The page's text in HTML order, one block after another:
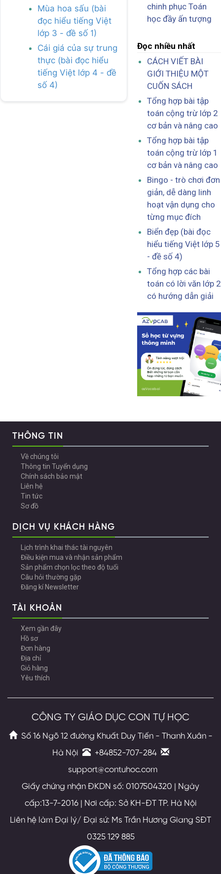
Mùa hoa sấu (bài
đọc hiểu tiếng Việt
lớp 3 - đề số 1)
Cái giá của sự trung
thực (bài đọc hiểu
tiếng Việt lớp 4 - đề
số 4)
chinh phục Toán
học đầy ấn tượng
Đọc nhiều nhất
CÁCH VIẾT BÀI
GIỚI THIỆU MỘT
CUỐN SÁCH
Tổng hợp bài tập
toán cộng trừ lớp 2
cơ bản và nâng cao
Tổng hợp bài tập
toán cộng trừ lớp 1
cơ bản và nâng cao
Bingo - trò chơi đơn
giản, dễ dàng linh
hoạt vận dụng cho
từng mục đích
Biển đẹp (bài đọc
hiểu tiếng Việt lớp 5
- đề số 4)
Tổng hợp các bài
toán có lời văn lớp 2
có hướng dẫn giải
THÔNG TIN
Về chúng tôi
Thông tin Tuyển dụng
Chính sách bảo mật
Liên hệ
Tin tức
Sơ đồ
DỊCH VỤ KHÁCH HÀNG
Lịch trình khai thác tài nguyên
Điều kiện mua và nhận sản phẩm
Sản phẩm chọn lọc theo độ tuổi
Câu hỏi thường gặp
Đăng kí Newsletter
TÀI KHOẢN
Xem gần đây
Hồ sơ
Đơn hàng
Địa chỉ
Giỏ hàng
Yêu thích
CÔNG TY GIÁO DỤC CON TỰ HỌC
Số 16 Ngõ 12 đường Khuất Duy Tiến - Thanh Xuân -
Hà Nội
+84852-707-284
support@contuhoc.com
Giấy chứng nhận ĐKDN số: 0107504320 | Ngày
cấp:13-7-2016 | Nơi cấp: Sở KH-ĐT TP. Hà Nội
Liên hệ làm Đại lý/ Đại sứ: Ms Trần Hương Giang SĐT
0325 129 885